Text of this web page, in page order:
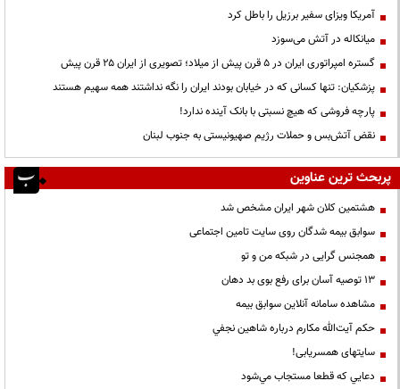
آمریکا ویزای سفیر برزیل را باطل کرد
میانکاله در آتش می‌سوزد
گستره امپراتوری ایران در ۵ قرن پیش از میلاد؛ تصویری از ایران ۲۵ قرن پیش
پزشکیان: تنها کسانی که در خیابان بودند ایران را نگه نداشتند همه سهیم هستند
پارچه فروشی که هیچ نسبتی با بانک آینده ندارد!
نقض آتش‌بس و حملات رژیم صهیونیستی به جنوب لبنان
پربحث ترین عناوین
هشتمین کلان شهر ایران مشخص شد
سوابق بیمه شدگان روی سایت تامین اجتماعی
همجنس گرایی در شبکه من و تو
13 توصیه آسان برای رفع بوی بد دهان
مشاهده سامانه آنلاين سوابق بیمه
حكم آيت‌الله مكارم درباره شاهين نجفي
سایتهای همسریابی!
دعايي كه قطعا مستجاب مي‌شود